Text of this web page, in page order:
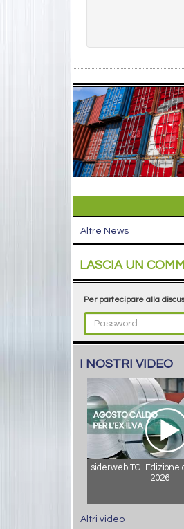
Altre News
LASCIA UN
Per partecipare alla
I NOSTRI VIDEO
siderweb TG. Edizione
2026
Altri video